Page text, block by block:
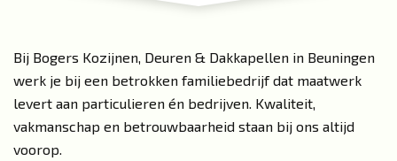
Bij Bogers Kozijnen, Deuren & Dakkapellen in Beuningen
werk je bij een betrokken familiebedrijf dat maatwerk
levert aan particulieren én bedrijven. Kwaliteit,
vakmanschap en betrouwbaarheid staan bij ons altijd
voorop.